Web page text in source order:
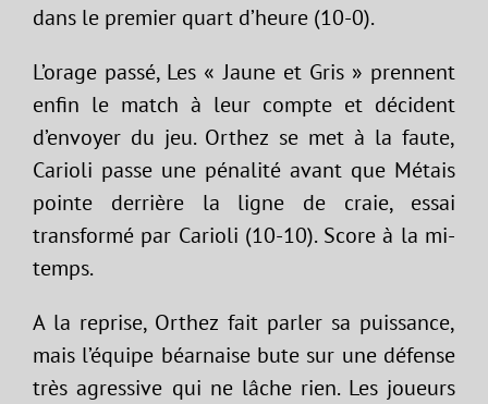
dans le premier quart d’heure (10-0).
L’orage passé, Les « Jaune et Gris » prennent
enfin le match à leur compte et décident
d’envoyer du jeu. Orthez se met à la faute,
Carioli passe une pénalité avant que Métais
pointe derrière la ligne de craie, essai
transformé par Carioli (10-10). Score à la mi-
temps.
A la reprise, Orthez fait parler sa puissance,
mais l’équipe béarnaise bute sur une défense
très agressive qui ne lâche rien. Les joueurs